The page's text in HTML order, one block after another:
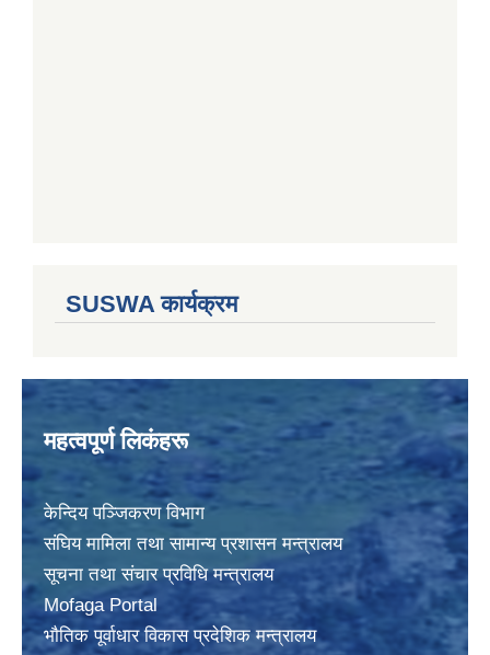
SUSWA कार्यक्रम
महत्वपूर्ण लिकंहरू
केन्दिय पञ्जिकरण विभाग
संघिय मामिला तथा सामान्य प्रशासन मन्त्रालय
सूचना तथा संचार प्रविधि मन्त्रालय
Mofaga Portal
भाैतिक पूर्वाधार विकास प्रदेशिक मन्त्रालय